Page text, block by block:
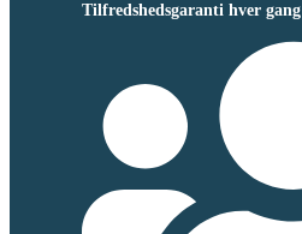
Tilfredshedsgaranti hver gang